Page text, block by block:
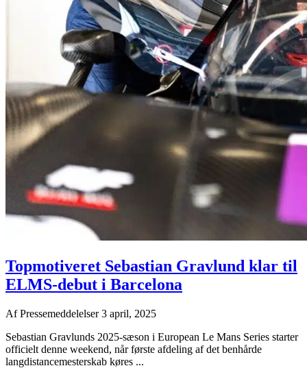
Topmotiveret Sebastian Gravlund klar til
ELMS-debut i Barcelona
AfPressemeddelelser3 april, 2025
Sebastian Gravlunds 2025-sæson i European Le Mans Series starter
officielt denne weekend, når første afdeling af det benhårde
langdistancemesterskab køres ...